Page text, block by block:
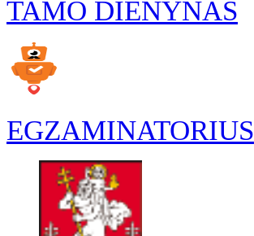
TAMO DIENYNAS
EGZAMINATORIUS